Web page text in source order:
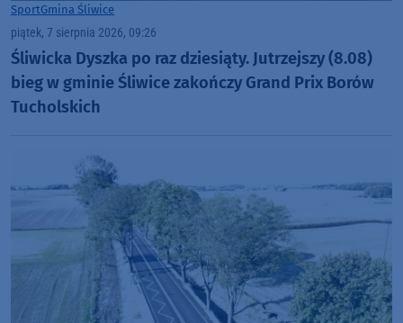
SportGmina Śliwice
piątek, 7 sierpnia 2026, 09:26
Śliwicka Dyszka po raz dziesiąty. Jutrzejszy (8.08)
bieg w gminie Śliwice zakończy Grand Prix Borów
Tucholskich